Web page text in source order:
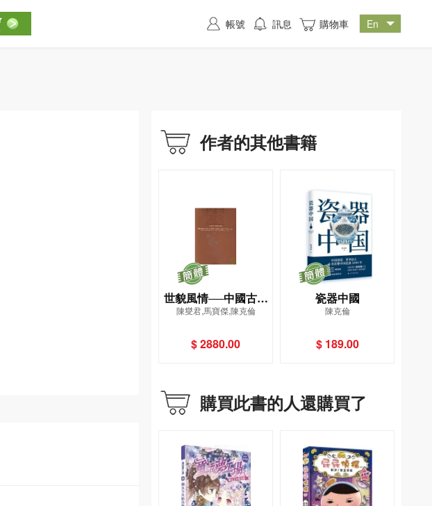
作者的其他書籍
世貌風情──中國古代
人物畫精品集（全2
陳燮君,馬寶傑,陳克倫
$ 2880.00
瓷器中國
陳克倫
$ 189.00
購買此書的人還購買了
帳號 訊息 購物車